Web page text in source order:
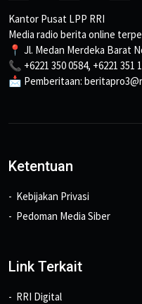
Kantor Pusat LPP RRI
Media radio berita online
📍 Jl. Medan Merdeka Barat
📞 +6221 350 0584, +6221 351
📩 Pemberitaan:
Ketentuan
Kebijakan Privasi
Pedoman Media Siber
Link Terkait
RRI Digital